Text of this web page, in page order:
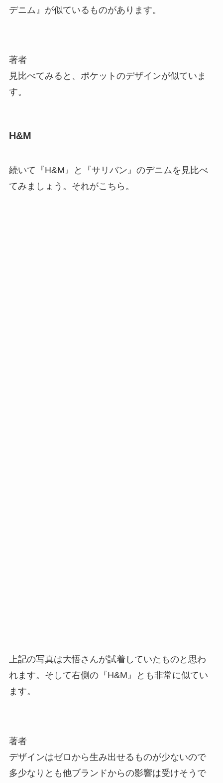
デニム』が似ているものがあります。
著者
見比べてみると、ポケットのデザインが似ていま
す。
H&M
続いて『H&M』と『サリバン』のデニムを見比べ
てみましょう。それがこちら。
上記の写真は大悟さんが試着していたものと思わ
れます。そして右側の『H&M』とも非常に似てい
ます。
著者
デザインはゼロから生み出せるものが少ないので
多少なりとも他ブランドからの影響は受けそうで